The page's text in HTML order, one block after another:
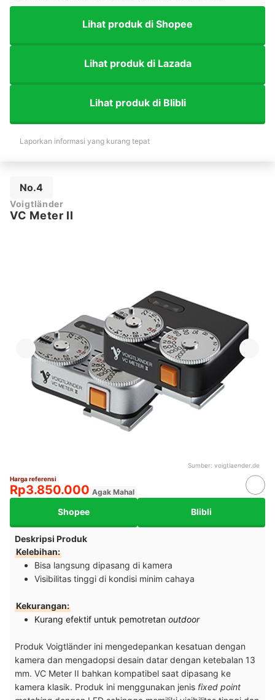
Lihat produk di Shopee
Lihat produk di Lazada
Lihat produk di Blibli
Laporkan informasi yang kurang tepat
No.4
Voigtländer
VC Meter II
Sumber: voigtlaender.de
Harga referensi
Rp3.850.000 Agak Mahal
Shopee Blibli
Deskripsi Produk
Kelebihan:
Bisa langsung dipasang di kamera
Visibilitas tinggi di kondisi minim cahaya
Kekurangan:
Kurang efektif untuk pemotretan outdoor
Produk Voigtländer ini mengedepankan kesatuan dengan
kamera dan mengadopsi desain datar dengan ketebalan 13
mm. VC Meter II bahkan kompatibel saat dipasang ke
kamera klasik. Produk ini menggunakan jenis fixed point